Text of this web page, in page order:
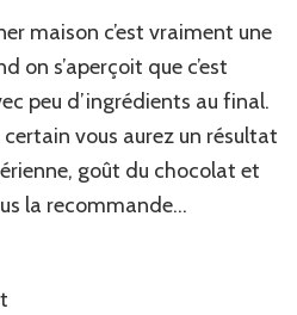
maison c’est vraiment une
on s’aperçoit que c’est
peu d’ingrédients au final.
vous aurez un résultat
goût du chocolat et
la recommande…